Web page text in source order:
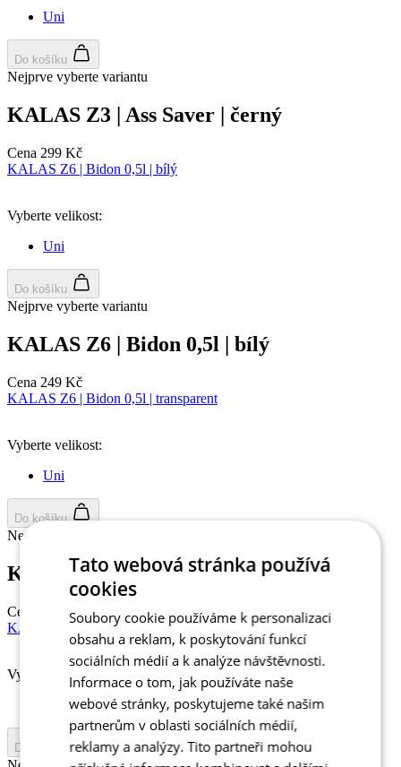
Uni
Do košíku
Nejprve vyberte variantu
KALAS Z3 | Ass Saver | černý
Cena 299 Kč
KALAS Z6 | Bidon 0,5l | bílý
Vyberte velikost:
Uni
Do košíku
Nejprve vyberte variantu
KALAS Z6 | Bidon 0,5l | bílý
Cena 249 Kč
KALAS Z6 | Bidon 0,5l | transparent
Vyberte velikost:
Uni
Do košíku
Nejprve vyberte variantu
KALAS Z6 | Bidon 0,5l | transparent
Cena
249 Kč
KALAS Z6 | Bidon 0,5l | černý
Vyberte velikost:
Do košíku
Tato webová stránka používá
cookies
Soubory cookie používáme k personalizaci
obsahu a reklam, k poskytování funkcí
sociálních médií a k analýze návštěvnosti.
Informace o tom, jak používáte naše
webové stránky, poskytujeme také našim
partnerům v oblasti sociálních médií,
reklamy a analýzy. Tito partneři mohou